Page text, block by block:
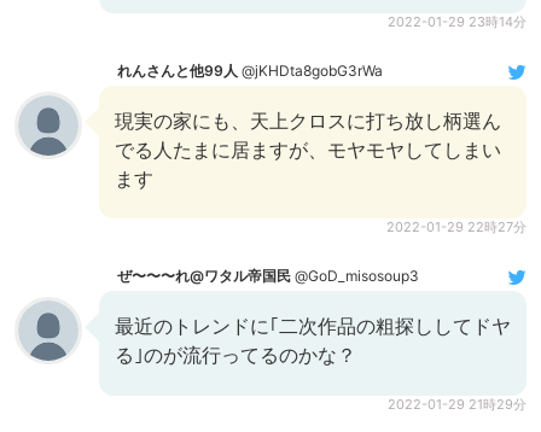
2022-01-29 23時14分
れんさんと他99人 @jKHDta8gobG3rWa
現実の家にも、天上クロスに打ち放し柄選ん
でる人たまに居ますが、モヤモヤしてしまい
ます
2022-01-29 22時27分
ぜ〜〜〜れ@ワタル帝国民 @GoD_misosoup3
最近のトレンドに｢二次作品の粗探ししてドヤ
る｣のが流行ってるのかな？
2022-01-29 21時29分